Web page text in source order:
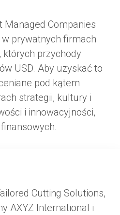
Managed Companies
w prywatnych firmach
których przychody
USD. Aby uzyskać to
pod kątem
strategii, kultury i
i innowacyjności,
Cutting Solutions,
AXYZ International i